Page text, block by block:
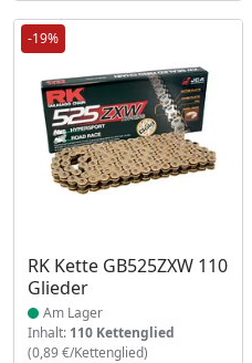
-19%
RK Kette GB525ZXW 110
Glieder
Produkt am Lager
Am Lager
Inhalt: 110 Kettenglied
(0,89 €/Kettenglied)